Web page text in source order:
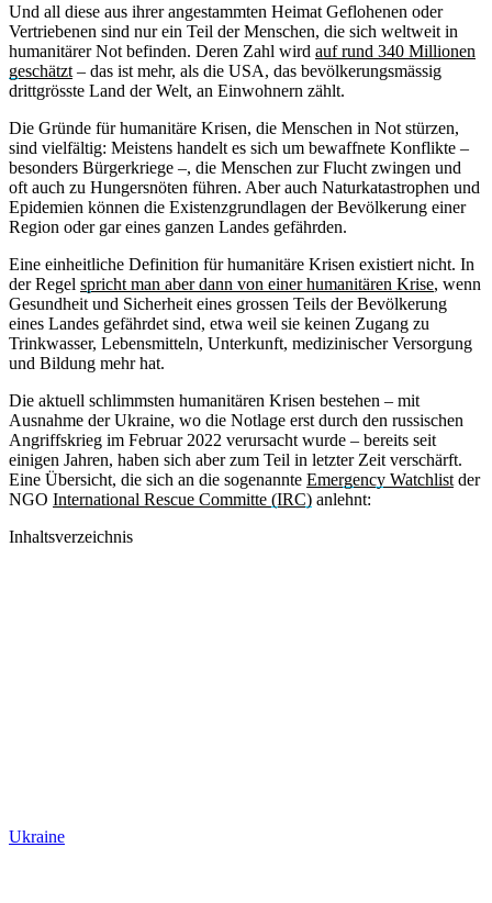
Und all diese aus ihrer angestammten Heimat Geflohenen oder
Vertriebenen sind nur ein Teil der Menschen, die sich weltweit in
humanitärer Not befinden. Deren Zahl wird auf rund 340 Millionen
geschätzt – das ist mehr, als die USA, das bevölkerungsmässig
drittgrösste Land der Welt, an Einwohnern zählt.
Die Gründe für humanitäre Krisen, die Menschen in Not stürzen,
sind vielfältig: Meistens handelt es sich um bewaffnete Konflikte –
besonders Bürgerkriege –, die Menschen zur Flucht zwingen und
oft auch zu Hungersnöten führen. Aber auch Naturkatastrophen und
Epidemien können die Existenzgrundlagen der Bevölkerung einer
Region oder gar eines ganzen Landes gefährden.
Eine einheitliche Definition für humanitäre Krisen existiert nicht. In
der Regel spricht man aber dann von einer humanitären Krise, wenn
Gesundheit und Sicherheit eines grossen Teils der Bevölkerung
eines Landes gefährdet sind, etwa weil sie keinen Zugang zu
Trinkwasser, Lebensmitteln, Unterkunft, medizinischer Versorgung
und Bildung mehr hat.
Die aktuell schlimmsten humanitären Krisen bestehen – mit
Ausnahme der Ukraine, wo die Notlage erst durch den russischen
Angriffskrieg im Februar 2022 verursacht wurde – bereits seit
einigen Jahren, haben sich aber zum Teil in letzter Zeit verschärft.
Eine Übersicht, die sich an die sogenannte Emergency Watchlist der
NGO International Rescue Committe (IRC) anlehnt:
Inhaltsverzeichnis
Ukraine